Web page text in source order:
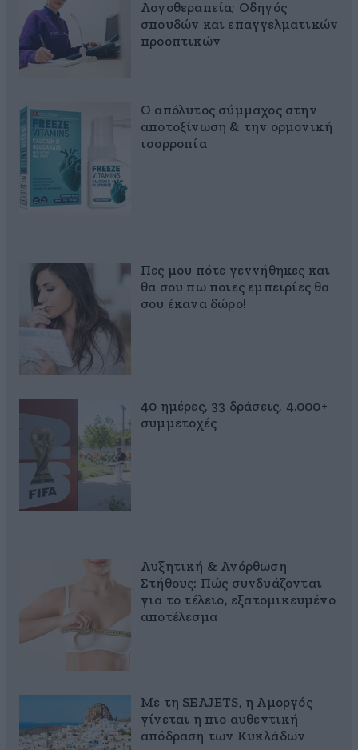
Λογοθεραπεία; Οδηγός
σπουδών και επαγγελματικών
προοπτικών
Ο απόλυτος σύμμαχος στην
αποτοξίνωση & την ορμονική
ισορροπία
Πες μου πότε γεννήθηκες και
θα σου πω ποιες εμπειρίες θα
σου έκανα δώρο!
40 ημέρες, 33 δράσεις, 4.000+
συμμετοχές
Αυξητική & Ανόρθωση
Στήθους: Πώς συνδυάζονται
για το τέλειο, εξατομικευμένο
αποτέλεσμα
Με τη SEAJETS, η Αμοργός
γίνεται η πιο αυθεντική
απόδραση των Κυκλάδων